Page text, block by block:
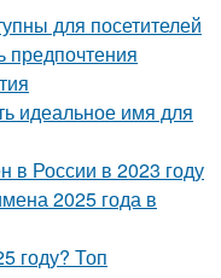
для посетителей
предпочтения
идеальное имя для
в России в 2023 году
2025 года в
году? Топ